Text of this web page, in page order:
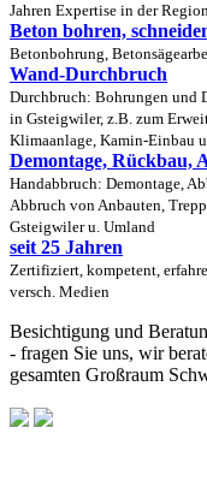
Jahren Expertise in der
Beton bohren,
Betonbohrung,
Wand-Durchbruch
Durchbruch: Bohrungen und
in Gsteigwiler, z.B. zum
Klimaanlage, Kamin-Einbau
Demontage, Rückbau,
Handabbruch: Demontage,
Abbruch von Anbauten,
Gsteigwiler u. Umland
seit 25 Jahren
Zertifiziert, kompetent,
versch. Medien
Besichtigung und
- fragen Sie uns, wir
gesamten Großraum